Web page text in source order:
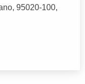
95020-100,